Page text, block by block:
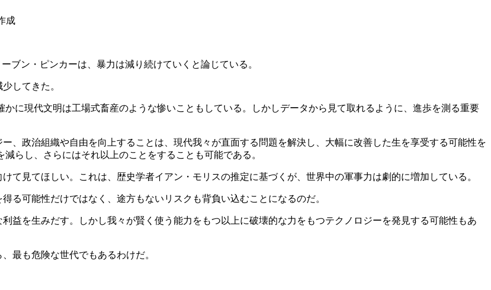
成
ブン・ピンカーは、暴力は減り続けていくと論じている。
してきた。
に現代文明は工場式畜産のような惨いこともしている。しかしデータから見て取れるように、進歩を測る重要
、政治組織や自由を向上することは、現代我々が直面する問題を解決し、大幅に改善した生を享受する可能性を
らし、さらにはそれ以上のことをすることも可能である。
て見てほしい。これは、歴史学者イアン・モリスの推定に基づくが、世界中の軍事力は劇的に増加している。
る可能性だけではなく、途方もないリスクも背負い込むことになるのだ。
益を生みだす。しかし我々が賢く使う能力をもつ以上に破壊的な力をもつテクノロジーを発見する可能性もあ
最も危険な世代でもあるわけだ。